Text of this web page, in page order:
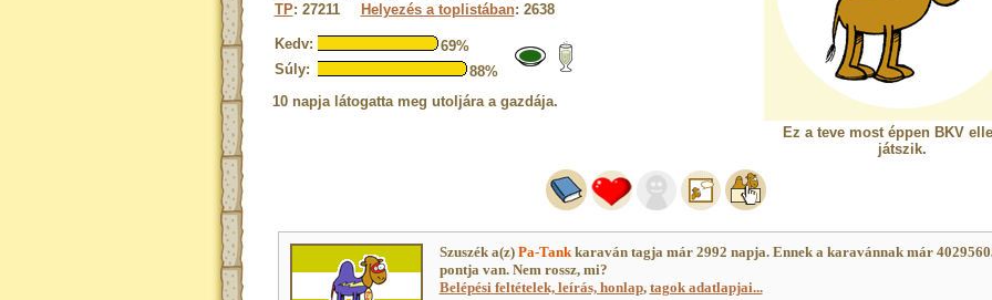
TP: 27211 Helyezés a toplistában: 2638
Kedv:
69%
Súly:
88%
10 napja látogatta meg utoljára a gazdája.
Ez a teve most éppen BKV
játszik.
Szuszék a(z) Pa-Tankkaraván tagja már 2992 napja. Ennek a karavánnak már
pontja van. Nem rossz, mi?
Belépési feltételek, leírás, honlap, tagok adatlapjai...